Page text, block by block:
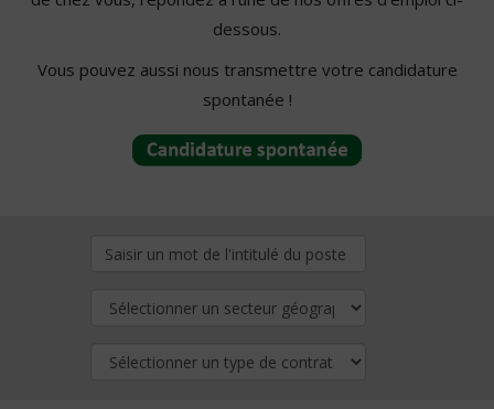
dessous.
Vous pouvez aussi nous transmettre votre candidature
spontanée !